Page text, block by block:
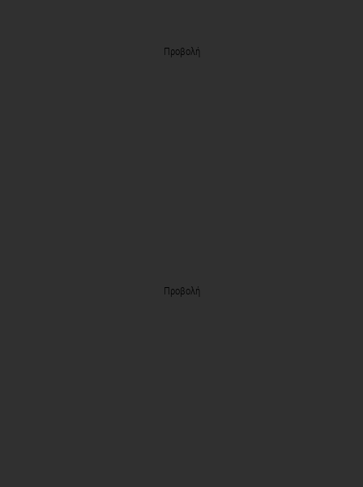
Προβολή
Προβολή